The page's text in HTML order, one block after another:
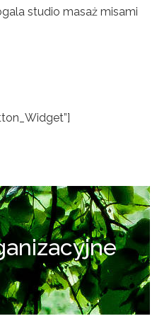
studio masaż misami